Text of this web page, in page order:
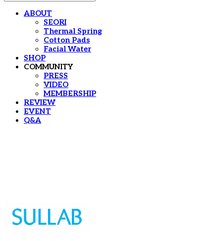
ABOUT
SEORI
Thermal Spring
Cotton Pads
Facial Water
SHOP
COMMUNITY
PRESS
VIDEO
MEMBERSHIP
REVIEW
EVENT
Q&A